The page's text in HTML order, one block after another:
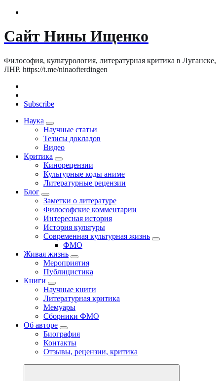
Сайт Нины Ищенко
Философия, культурология, литературная критика в Луганске,
ЛНР. https://t.me/ninaofterdingen
Subscribe
Наука
Научные статьи
Тезисы докладов
Видео
Критика
Кинорецензии
Культурные коды аниме
Литературные рецензии
Блог
Заметки о литературе
Философские комментарии
Интересная история
История культуры
Современная культурная жизнь
ФМО
Живая жизнь
Мероприятия
Публицистика
Книги
Научные книги
Литературная критика
Мемуары
Сборники ФМО
Об авторе
Биография
Контакты
Отзывы, рецензии, критика